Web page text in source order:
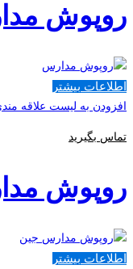
روپوش مدارس
اطلاعات بیشتر
افزودن به لیست علاقه
تماس بگیرید
روپوش مدارس
اطلاعات بیشتر